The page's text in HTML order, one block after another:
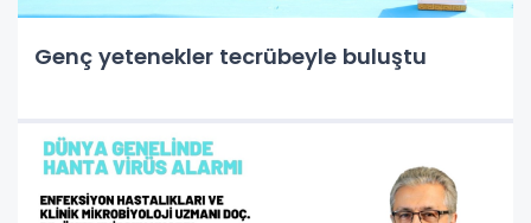
Genç yetenekler tecrübeyle buluştu